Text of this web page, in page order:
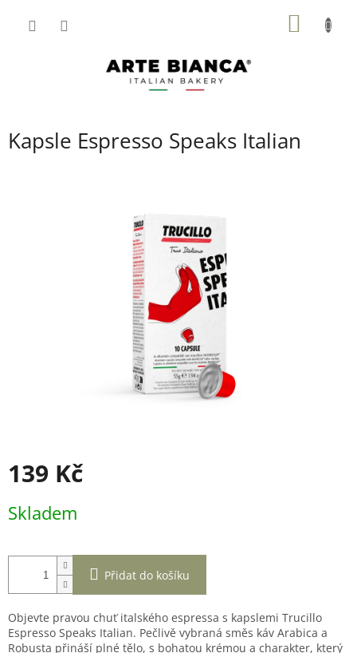
Kapsle Espresso Speaks Italian
139 Kč
cena:
Skladem
Přidat do košíku
Objevte pravou chuť italského espressa s kapslemi Trucillo
Espresso Speaks Italian. Pečlivě vybraná směs káv Arabica a
Robusta přináší plné tělo, s bohatou krémou a charakter, který